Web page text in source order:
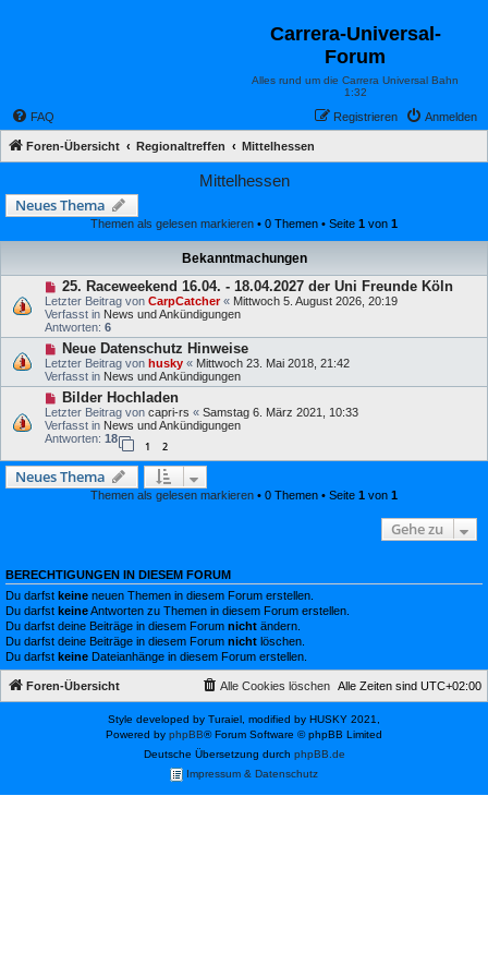
Carrera-Universal-
Forum
Alles rund um die Carrera Universal Bahn
1:32
FAQ Anmelden
Registrieren
Foren-Übersicht Regionaltreffen Mittelhessen
Mittelhessen
Neues Thema
Themen als gelesen markieren • 0 Themen • Seite 1 von 1
Bekanntmachungen
25. Raceweekend 16.04. - 18.04.2027 der Uni Freunde Köln
Letzter Beitrag von CarpCatcher« Mittwoch 5. August 2026, 20:19
Verfasst in News und Ankündigungen
Antworten: 6
Neue Datenschutz Hinweise
Letzter Beitrag von husky « Mittwoch 23. Mai 2018, 21:42
Verfasst in News und Ankündigungen
Bilder Hochladen
Letzter Beitrag von capri-rs « Samstag 6. März 2021, 10:33
Verfasst in News und Ankündigungen
Antworten: 18
1 2
Neues Thema
Themen als gelesen markieren • 0 Themen • Seite 1 von 1
Gehe zu
BERECHTIGUNGEN IN DIESEM FORUM
Du darfst keine neuen Themen in diesem Forum erstellen.
Du darfst keineAntworten zu Themen in diesem Forum erstellen.
Du darfst deine Beiträge in diesem Forum nicht ändern.
Du darfst deine Beiträge in diesem Forum nicht löschen.
Du darfst keine Dateianhänge in diesem Forum erstellen.
Foren-Übersicht Alle Zeiten sind UTC+02:00
Alle Cookies löschen
Style developed by Turaiel, modified by HUSKY 2021,
Powered by phpBB® Forum Software © phpBB Limited
Deutsche Übersetzung durch phpBB.de
Impressum & Datenschutz